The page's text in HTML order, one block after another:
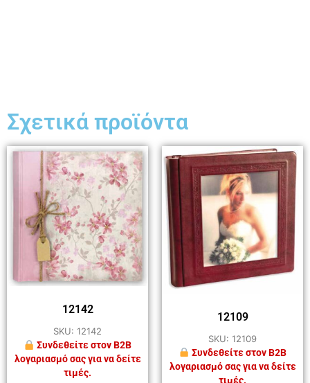
Σχετικά προϊόντα
12142
SKU: 12142
Συνδεθείτε στον B2B
λογαριασμό σας για να δείτε
τιμές.
12109
SKU: 12109
Συνδεθείτε στον B2B
λογαριασμό σας για να δείτε
τιμές.